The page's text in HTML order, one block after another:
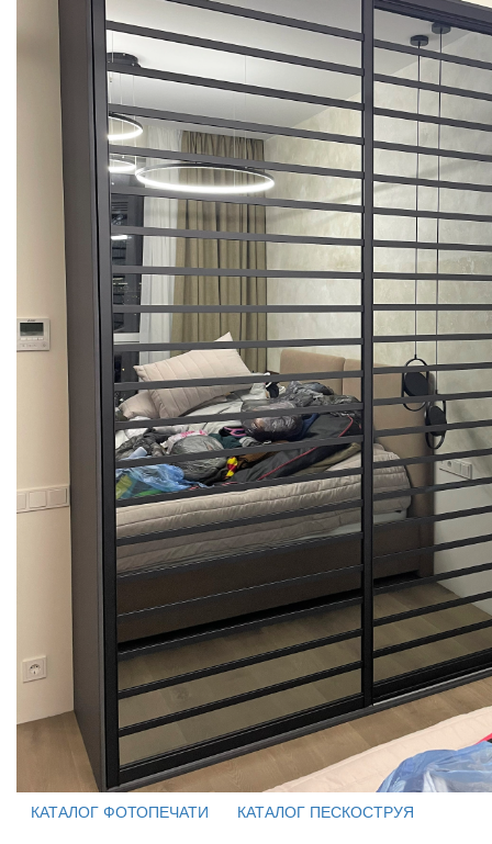
КАТАЛОГ ФОТОПЕЧАТИ КАТАЛОГ ПЕСКОСТРУЯ